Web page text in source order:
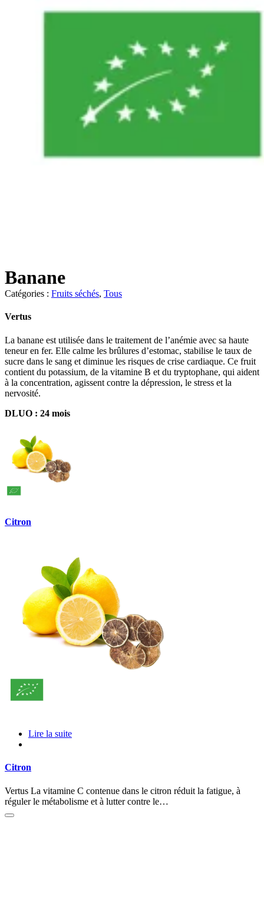
Banane
Catégories : Fruits séchés, Tous
Vertus
La banane est utilisée dans le traitement de l’anémie avec sa haute
teneur en fer. Elle calme les brûlures d’estomac, stabilise le taux de
sucre dans le sang et diminue les risques de crise cardiaque. Ce fruit
contient du potassium, de la vitamine B et du tryptophane, qui aident
à la concentration, agissent contre la dépression, le stress et la
nervosité.
DLUO : 24 mois
Citron
Lire la suite
Citron
Vertus La vitamine C contenue dans le citron réduit la fatigue, à
réguler le métabolisme et à lutter contre le…